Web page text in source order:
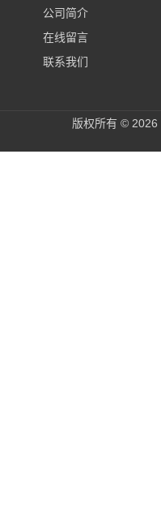
公司简介
在线留言
联系我们
版权所有 ©